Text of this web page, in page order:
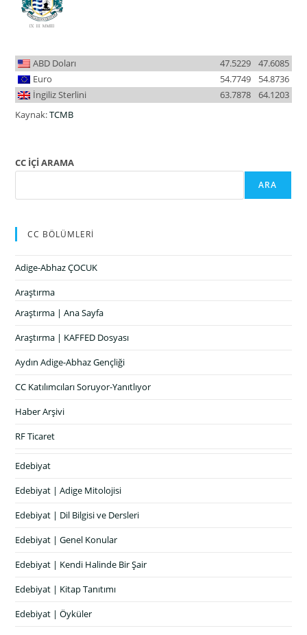
ABD Doları 47.6085
47.5229
Euro
54.8736
54.7749
İngiliz Sterlini
64.1203
63.7878
Kaynak:TCMB
CC İÇİ ARAMA
ARA
CC BÖLÜMLERİ
Adige-Abhaz ÇOCUK
Araştırma
Araştırma | Ana Sayfa
Araştırma | KAFFED Dosyası
Aydın Adige-Abhaz Gençliği
CC Katılımcıları Soruyor-Yanıtlıyor
Haber Arşivi
RF Ticaret
Edebiyat
Edebiyat | Adige Mitolojisi
Edebiyat | Dil Bilgisi ve Dersleri
Edebiyat | Genel Konular
Edebiyat | Kendi Halinde Bir Şair
Edebiyat | Kitap Tanıtımı
Edebiyat | Öyküler